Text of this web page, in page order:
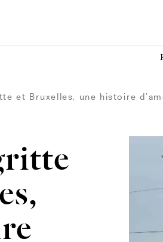
et Bruxelles, une histoire